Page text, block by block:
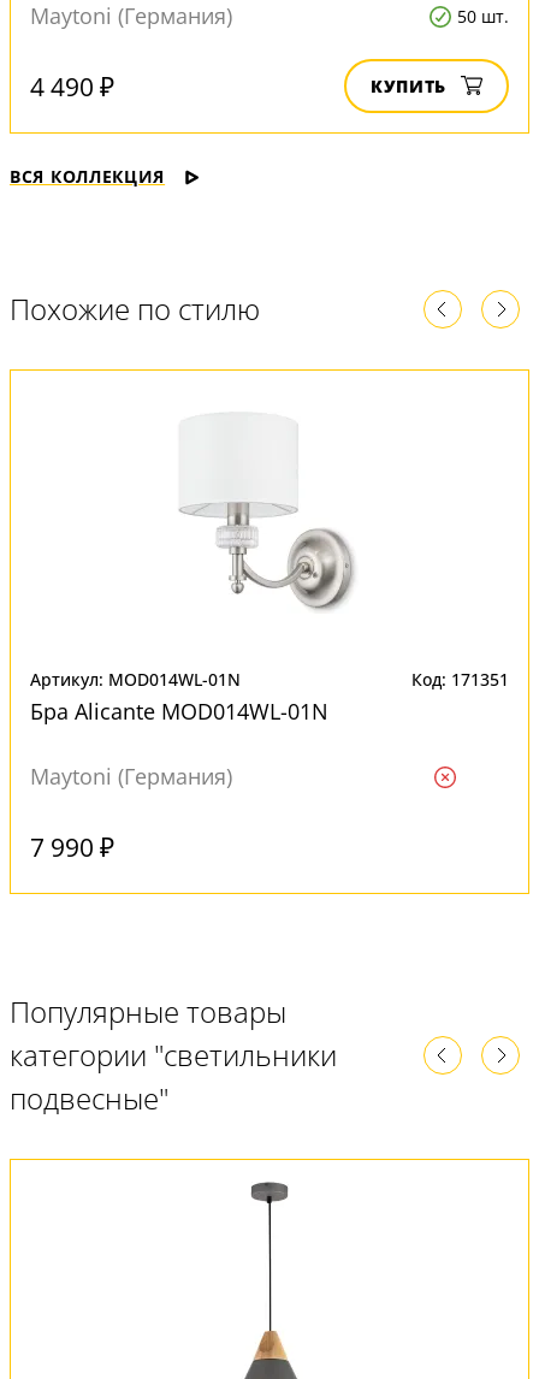
Maytoni (Германия) 50 шт.
4 490 ₽ КУПИТЬ
ВСЯ КОЛЛЕКЦИЯ
Похожие по стилю
Артикул: MOD014WL-01N Код: 171351
Бра Alicante MOD014WL-01N
Maytoni (Германия)
7 990 ₽
Популярные товары
категории "светильники
подвесные"